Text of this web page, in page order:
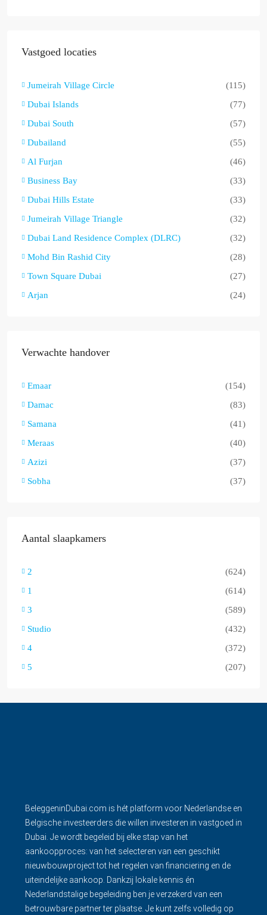
Vastgoed locaties
Jumeirah Village Circle
(115)
Dubai Islands
(77)
Dubai South
(57)
Dubailand
(55)
Al Furjan
(46)
Business Bay
(33)
Dubai Hills Estate
(33)
Jumeirah Village Triangle
(32)
Dubai Land Residence Complex (DLRC)
(32)
Mohd Bin Rashid City
(28)
Town Square Dubai
(27)
Arjan
(24)
Verwachte handover
Emaar
(154)
Damac
(83)
Samana
(41)
Meraas
(40)
Azizi
(37)
Sobha
(37)
Aantal slaapkamers
2
(624)
1
(614)
3
(589)
Studio
(432)
4
(372)
5
(207)
BeleggeninDubai.com is hét platform voor Nederlandse en
Belgische investeerders die willen investeren in vastgoed in
Dubai. Je wordt begeleid bij elke stap van het
aankoopproces: van het selecteren van een geschikt
nieuwbouwproject tot het regelen van financiering en de
uiteindelijke aankoop. Dankzij lokale kennis én
Nederlandstalige begeleiding ben je verzekerd van een
betrouwbare partner ter plaatse. Je kunt zelfs volledig op